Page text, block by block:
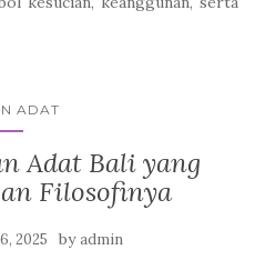
ADAT
Adat Bali yang
Filosofinya
2025 byadmin